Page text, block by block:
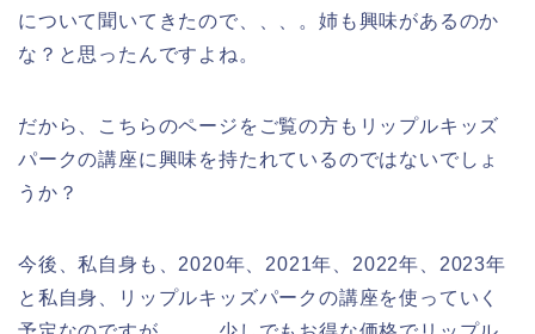
について聞いてきたので、、、。姉も興味があるのか
な？と思ったんですよね。
だから、こちらのページをご覧の方もリップルキッズ
パークの講座に興味を持たれているのではないでしょ
うか？
今後、私自身も、2020年、2021年、2022年、2023年
と私自身、リップルキッズパークの講座を使っていく